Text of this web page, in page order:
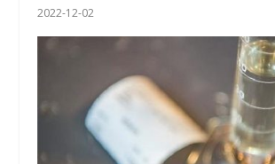
2022-12-02